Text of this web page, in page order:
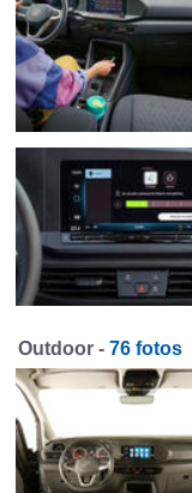
Outdoor - 76 fotos